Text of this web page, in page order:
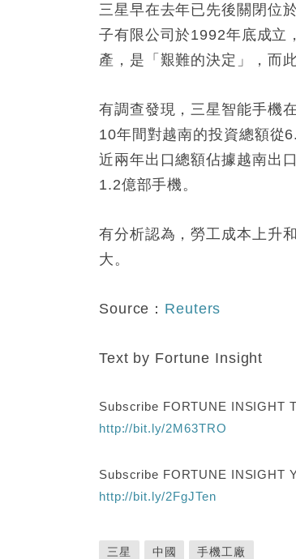
三星早在去年已先後關閉位
子有限公司於1992年底成立
產，是「艱難的決定」，而
有調查發現，三星智能手機
10年間對越南的投資總額從
近兩年出口總額佔據越南出
1.2億部手機。
有分析認為，勞工成本上升
大。
Source： Reuters
Text by Fortune Insight
Subscribe FORTUNE INSIGHT
http://bit.ly/2M63TRO
Subscribe FORTUNE INSIGHT
http://bit.ly/2FgJTen
三星 中國 手機工廠